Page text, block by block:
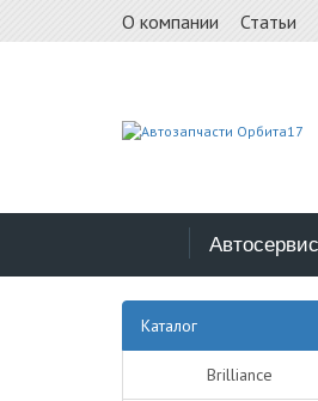
О компании Статьи
Автосервис
Каталог
Brilliance